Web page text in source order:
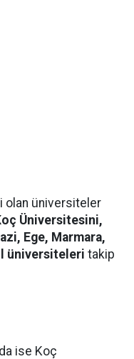
olan üniversiteler
Üniversitesini,
Ege, Marmara,
üniversiteleri takip
ise Koç